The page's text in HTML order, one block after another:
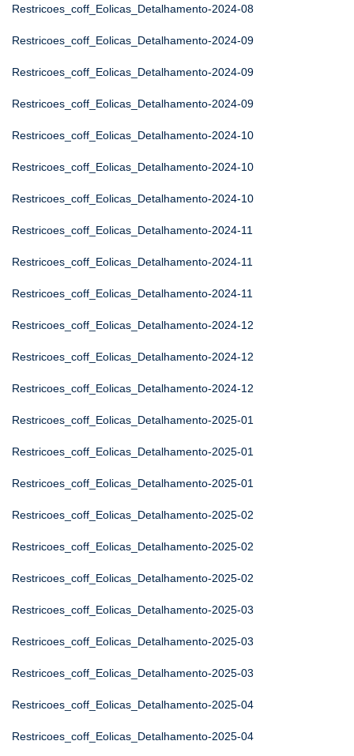
Restricoes_coff_Eolicas_Detalhamento-2024-08
Restricoes_coff_Eolicas_Detalhamento-2024-09
Restricoes_coff_Eolicas_Detalhamento-2024-09
Restricoes_coff_Eolicas_Detalhamento-2024-09
Restricoes_coff_Eolicas_Detalhamento-2024-10
Restricoes_coff_Eolicas_Detalhamento-2024-10
Restricoes_coff_Eolicas_Detalhamento-2024-10
Restricoes_coff_Eolicas_Detalhamento-2024-11
Restricoes_coff_Eolicas_Detalhamento-2024-11
Restricoes_coff_Eolicas_Detalhamento-2024-11
Restricoes_coff_Eolicas_Detalhamento-2024-12
Restricoes_coff_Eolicas_Detalhamento-2024-12
Restricoes_coff_Eolicas_Detalhamento-2024-12
Restricoes_coff_Eolicas_Detalhamento-2025-01
Restricoes_coff_Eolicas_Detalhamento-2025-01
Restricoes_coff_Eolicas_Detalhamento-2025-01
Restricoes_coff_Eolicas_Detalhamento-2025-02
Restricoes_coff_Eolicas_Detalhamento-2025-02
Restricoes_coff_Eolicas_Detalhamento-2025-02
Restricoes_coff_Eolicas_Detalhamento-2025-03
Restricoes_coff_Eolicas_Detalhamento-2025-03
Restricoes_coff_Eolicas_Detalhamento-2025-03
Restricoes_coff_Eolicas_Detalhamento-2025-04
Restricoes_coff_Eolicas_Detalhamento-2025-04